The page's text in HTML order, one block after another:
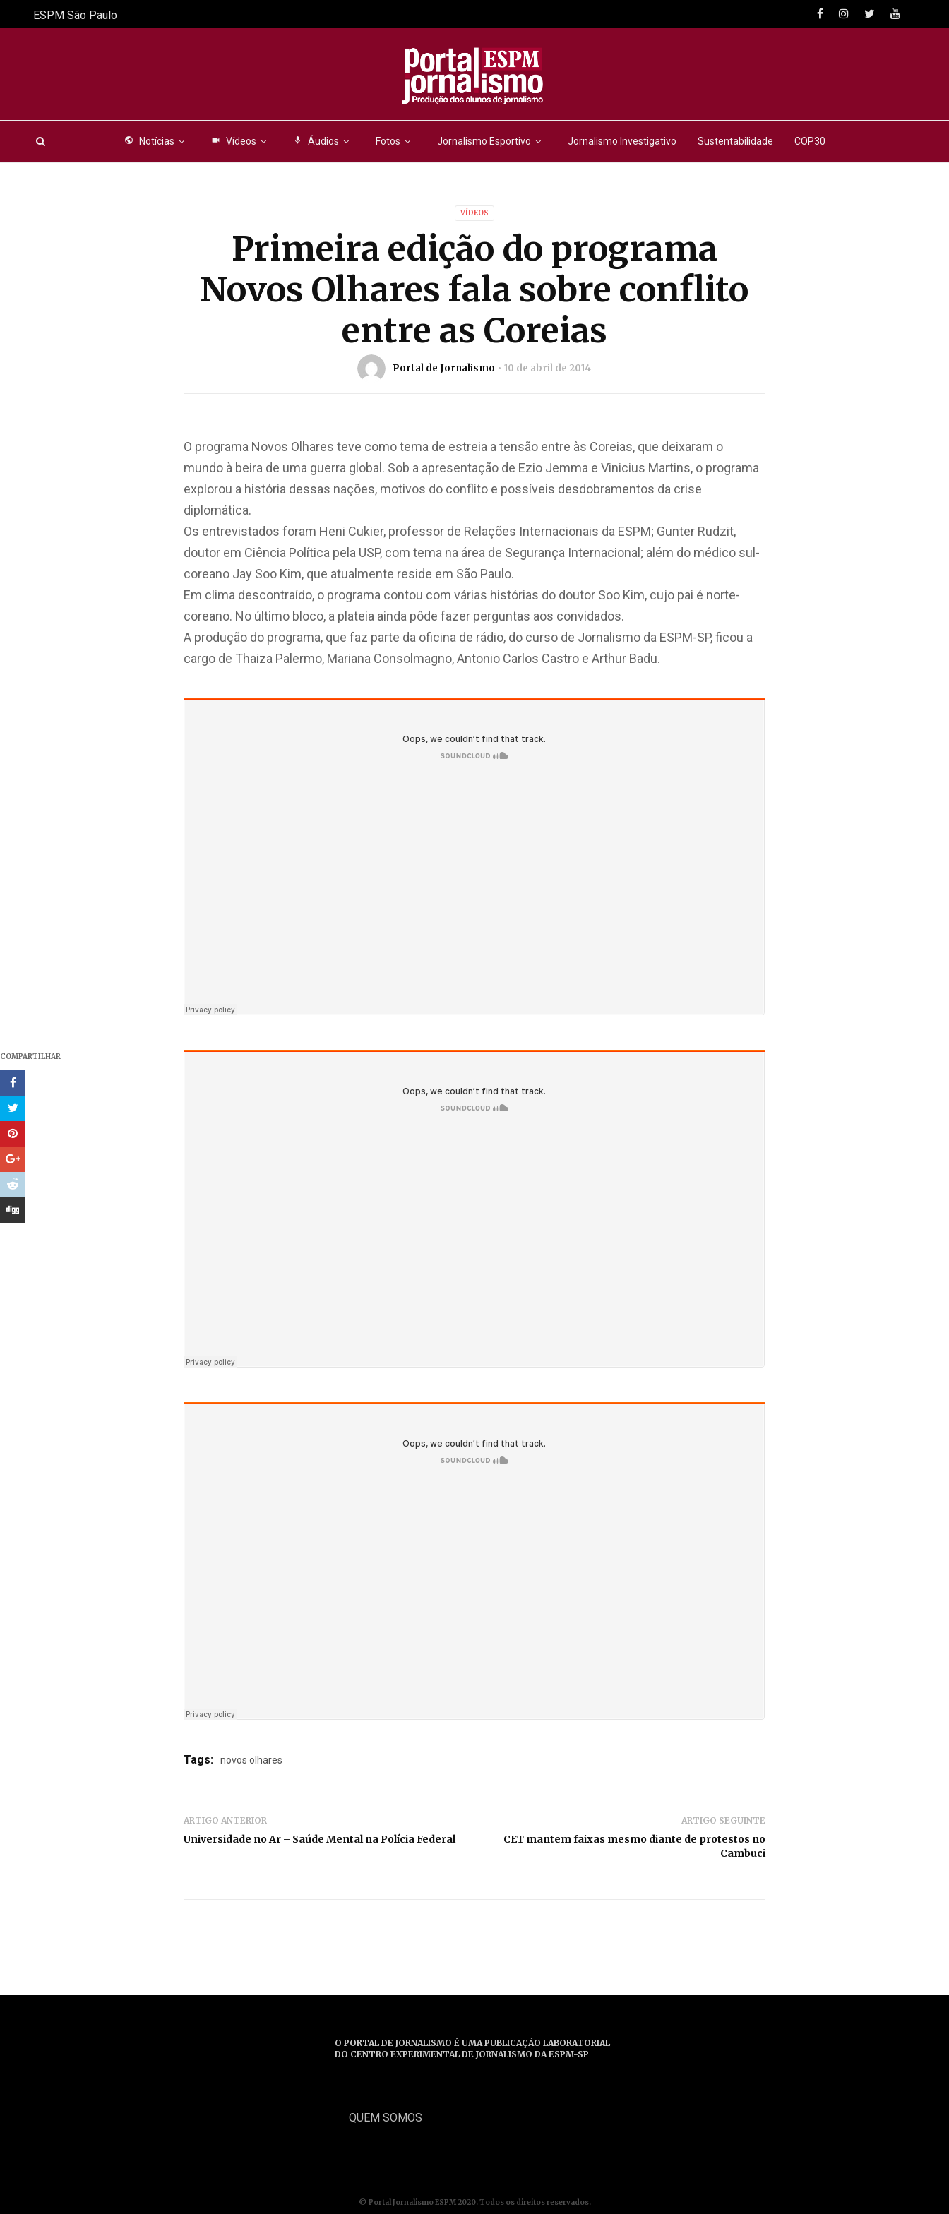
public Notícias videocam Vídeos mic Áudios Fotos Jornalismo Esportivo Jornalismo Investigativo Sustentabilidade COP30
ESPM São Paulo
VÍDEOS
Primeira edição do programa
Novos Olhares fala sobre conflito
entre as Coreias
Portal de Jornalismo 10 de abril de 2014
COMPARTILHAR
O programa Novos Olhares teve como tema de estreia a tensão entre às Coreias, que deixaram o
mundo à beira de uma guerra global. Sob a apresentação de Ezio Jemma e Vinicius Martins, o programa
explorou a história dessas nações, motivos do conflito e possíveis desdobramentos da crise
diplomática.
Os entrevistados foram Heni Cukier, professor de Relações Internacionais da ESPM; Gunter Rudzit,
doutor em Ciência Política pela USP, com tema na área de Segurança Internacional; além do médico sul-
coreano Jay Soo Kim, que atualmente reside em São Paulo.
Em clima descontraído, o programa contou com várias histórias do doutor Soo Kim, cujo pai é norte-
coreano. No último bloco, a plateia ainda pôde fazer perguntas aos convidados.
A produção do programa, que faz parte da oficina de rádio, do curso de Jornalismo da ESPM-SP, ficou a
cargo de Thaiza Palermo, Mariana Consolmagno, Antonio Carlos Castro e Arthur Badu.
Tags: novos olhares
ARTIGO ANTERIOR
Universidade no Ar – Saúde Mental na Polícia Federal
ARTIGO SEGUINTE
CET mantem faixas mesmo diante de protestos no
Cambuci
O PORTAL DE JORNALISMO É UMA PUBLICAÇÃO LABORATORIAL
DO CENTRO EXPERIMENTAL DE JORNALISMO DA ESPM-SP
QUEM SOMOS
© Portal Jornalismo ESPM 2020. Todos os direitos reservados.